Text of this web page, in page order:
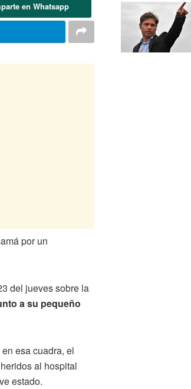
en Whatsapp
por un
del jueves sobre la
a su pequeño
esa cuadra, el
al hospital
estado.